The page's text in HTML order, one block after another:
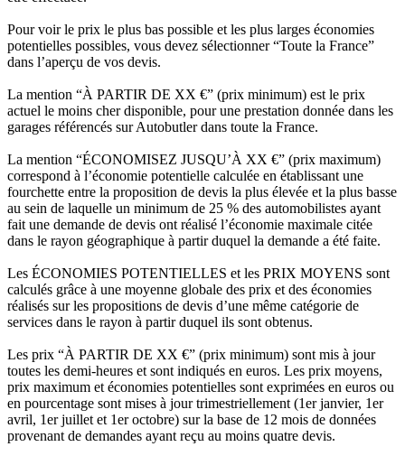
Pour voir le prix le plus bas possible et les plus larges économies
potentielles possibles, vous devez sélectionner “Toute la France”
dans l’aperçu de vos devis.
La mention “À PARTIR DE XX €” (prix minimum) est le prix
actuel le moins cher disponible, pour une prestation donnée dans les
garages référencés sur Autobutler dans toute la France.
La mention “ÉCONOMISEZ JUSQU’À XX €” (prix maximum)
correspond à l’économie potentielle calculée en établissant une
fourchette entre la proposition de devis la plus élevée et la plus basse
au sein de laquelle un minimum de 25 % des automobilistes ayant
fait une demande de devis ont réalisé l’économie maximale citée
dans le rayon géographique à partir duquel la demande a été faite.
Les ÉCONOMIES POTENTIELLES et les PRIX MOYENS sont
calculés grâce à une moyenne globale des prix et des économies
réalisés sur les propositions de devis d’une même catégorie de
services dans le rayon à partir duquel ils sont obtenus.
Les prix “À PARTIR DE XX €” (prix minimum) sont mis à jour
toutes les demi-heures et sont indiqués en euros. Les prix moyens,
prix maximum et économies potentielles sont exprimées en euros ou
en pourcentage sont mises à jour trimestriellement (1er janvier, 1er
avril, 1er juillet et 1er octobre) sur la base de 12 mois de données
provenant de demandes ayant reçu au moins quatre devis.